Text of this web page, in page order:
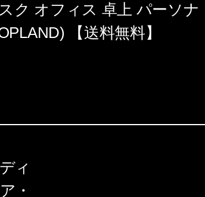
ク オフィス 卓上 パーソナ
【送料無料】
ィ
・